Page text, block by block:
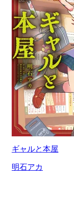
ギャルと本屋
明石アカ